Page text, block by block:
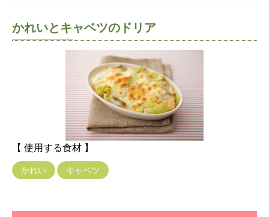
かれいとキャベツのドリア
【 使用する食材 】
かれい キャベツ